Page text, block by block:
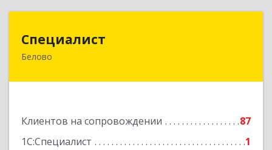
Специалист
Белово
Клиентов на сопровождении
87
1С:Специалист
1
Кемеровская обл, Белово г, Ленина ул, дом №